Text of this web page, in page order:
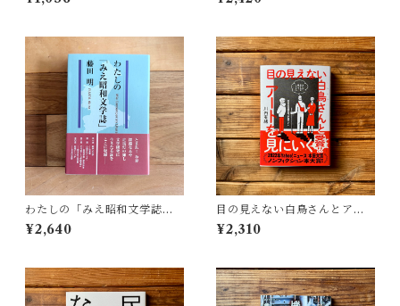
子(著)
わたしの「みえ昭和文学誌」 |
藤田 明
¥2,640
目の見えない白鳥さんとアー
トを見にいく | 川内 有緒
¥2,310